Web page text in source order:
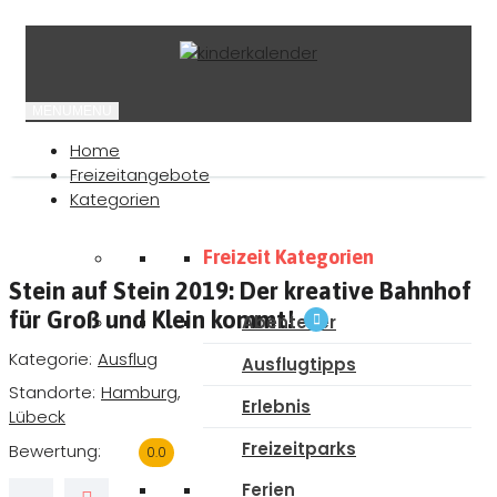
Home
Freizeitangebote
Kategorien
Freizeit Kategorien
Abenteuer
Ausflugtipps
Erlebnis
Freizeitparks
Ferien
Stein auf Stein 2019: Der kreative Bahnhof
für Groß und Klein kommt!
Kategorie Ausflug
Standorte Hamburg,
Lübeck
Bewertung
0.0